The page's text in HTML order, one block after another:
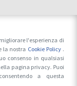
l'esperienza di
la nostra Cookie Policy .
consenso in qualsiasi
pagina privacy. Puoi
a questa